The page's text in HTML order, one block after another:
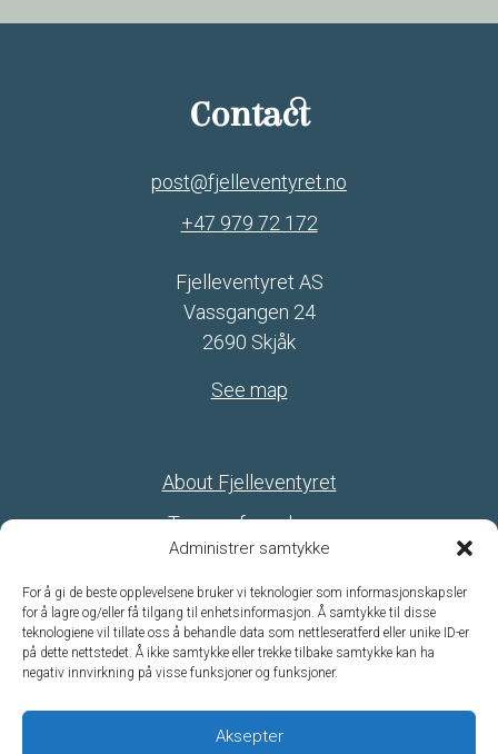
Administrer samtykke
For å gi de beste opplevelsene bruker vi teknologier som informasjonskapsler
for å lagre og/eller få tilgang til enhetsinformasjon. Å samtykke til disse
teknologiene vil tillate oss å behandle data som nettleseratferd eller unike ID-er
på dette nettstedet. Å ikke samtykke eller trekke tilbake samtykke kan ha
negativ innvirkning på visse funksjoner og funksjoner.
Aksepter
Contact
post@fjelleventyret.no
+47 979 72 172
Fjelleventyret AS
Vassgangen 24
2690 Skjåk
See map
About Fjelleventyret
Terms of purchase
Webcamera from Fjelleventyret
Betaling